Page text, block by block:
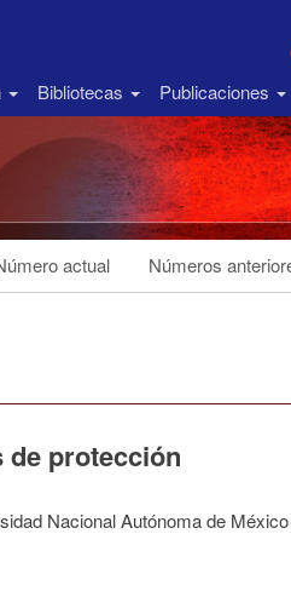
Bibliotecas Publicaciones
actual Números
de protección
Nacional Autónoma de México